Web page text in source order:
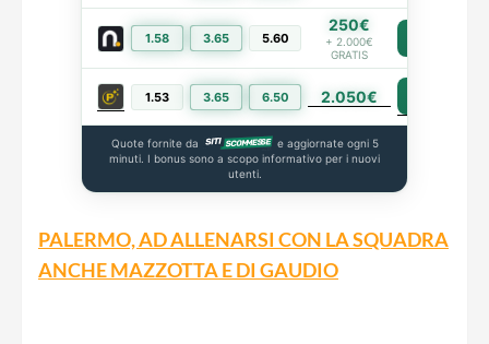
1.58 3.65 5.60
250€
+ 2.000€
GRATIS
1.53 3.65 6.50 2.050€
Quote fornite da
e aggiornate ogni 5
minuti. I bonus sono a scopo informativo per i nuovi
utenti.
PALERMO, AD ALLENARSI CON LA SQUADRA
ANCHE MAZZOTTA E DI GAUDIO